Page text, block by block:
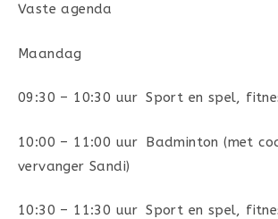
Vaste agenda
Maandag
09:30 – 10:30 uur Sport en spel,
10:00 – 11:00 uur Badminton (met
vervanger Sandi)
10:30 – 11:30 uur Sport en spel,